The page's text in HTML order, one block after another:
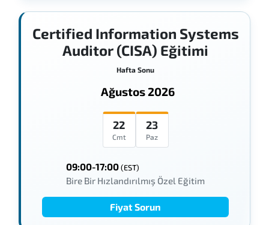
Certified Information Systems
Auditor (CISA) Eğitimi
Hafta Sonu
Ağustos 2026
22
Cmt
23
Paz
09:00-17:00(EST)
Bire Bir Hızlandırılmış Özel Eğitim
Fiyat Sorun